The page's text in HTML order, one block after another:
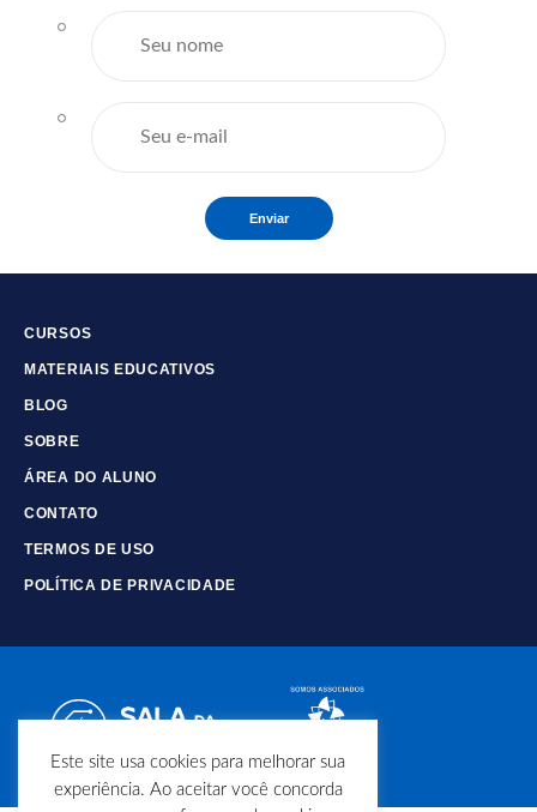
Enviar
CURSOS
MATERIAIS EDUCATIVOS
BLOG
SOBRE
ÁREA DO ALUNO
CONTATO
TERMOS DE USO
POLÍTICA DE PRIVACIDADE
Este site usa cookies para melhorar sua
experiência. Ao aceitar você concorda